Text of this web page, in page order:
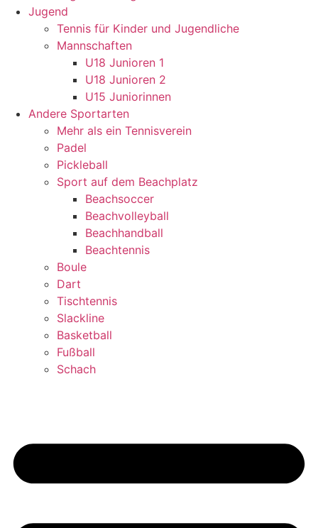
Jugend
Tennis für Kinder und Jugendliche
Mannschaften
U18 Junioren 1
U18 Junioren 2
U15 Juniorinnen
Andere Sportarten
Mehr als ein Tennisverein
Padel
Pickleball
Sport auf dem Beachplatz
Beachsoccer
Beachvolleyball
Beachhandball
Beachtennis
Boule
Dart
Tischtennis
Slackline
Basketball
Fußball
Schach